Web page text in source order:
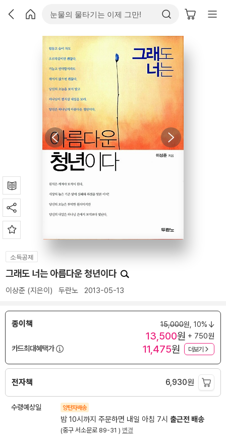
소득공제
그래도 너는 아름다운 청년이다
이상준 (지은이) 두란노 2013-05-13
종이책 15,000원, 10%
13,500원 + 750원
카드최대혜택가
11,475원 더보기
전자책 6,930원
수령예상일 양탄자배송
밤 10시까지 주문하면 내일 아침 7시 출근전 배송
(중구 서소문로 89-31 ) 변경